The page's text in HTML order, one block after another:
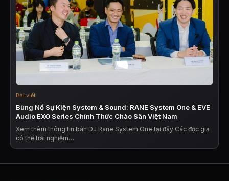
Bài viết
Bùng Nổ Sự Kiện System & Sound: RANE System One & EVE
Audio EXO Series Chính Thức Chào Sân Việt Nam
Xem thêm thông tin bàn DJ Rane System One tại đây Các độc giả
có thể trải nghiệm…